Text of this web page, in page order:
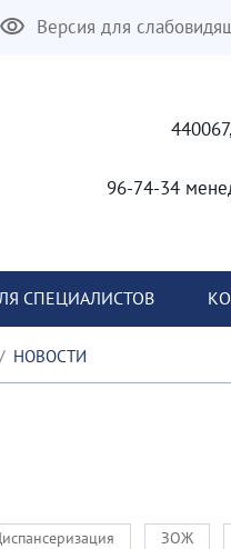
Версия для
96-74-34
СПЕЦИАЛИСТОВ
НОВОСТИ
ЗОЖ